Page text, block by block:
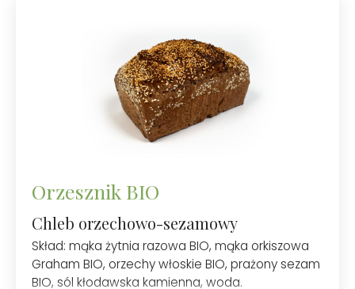
Orzesznik BIO
Chleb orzechowo-sezamowy
Skład: mąka żytnia razowa BIO, mąka orkiszowa
Graham BIO, orzechy włoskie BIO, prażony sezam
BIO, sól kłodawska kamienna, woda.